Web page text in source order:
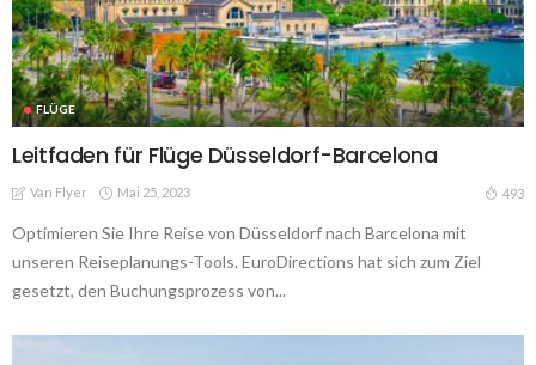
FLÜGE
Leitfaden für Flüge Düsseldorf-Barcelona
Van Flyer Mai 25, 2023 493
Optimieren Sie Ihre Reise von Düsseldorf nach Barcelona mit
unseren Reiseplanungs-Tools. EuroDirections hat sich zum Ziel
gesetzt, den Buchungsprozess von...